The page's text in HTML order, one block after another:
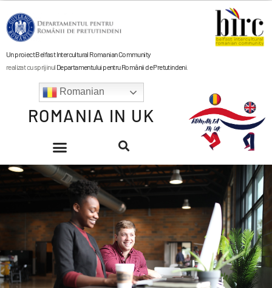
Romanian
ROMANIA IN UK
Un proiect Belfast Intercultural Romanian Community
realizat cu sprijinul Departamentului pentru Românii de Pretutindeni